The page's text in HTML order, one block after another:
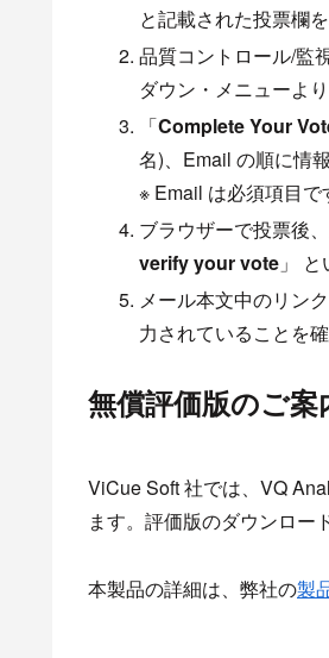
と記載された投票欄を
品質コントロール/監
ダウン・メニューよ
「Complete Your
名)、Email の順に情
※ Email は必須項目で
ブラウザーで投票後
verify your vote 」
メール本文中のリン
力されていることを
無償評価版のご案
ViCue Soft 社では、VQ
ます。評価版のダウンロー
本製品の詳細は、弊社の製